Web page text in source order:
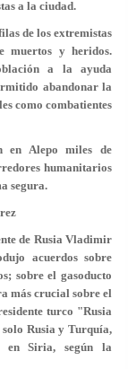
a la ciudad.
de los extremistas
muertos y heridos.
a la ayuda
abandonar la
como combatientes
en Alepo miles de
humanitarios
segura.
de Rusia Vladimir
acuerdos sobre
sobre el gasoducto
más crucial sobre el
turco "Rusia
Rusia y Turquía,
en Siria, según la